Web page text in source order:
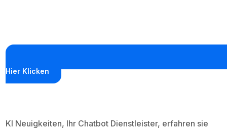
Hier Klicken
KI Neuigkeiten, Ihr Chatbot Dienstleister, erfahren sie